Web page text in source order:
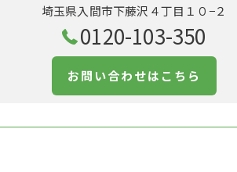
埼玉県入間市下藤沢４丁目１０−２
0120-103-350
お問い合わせはこちら